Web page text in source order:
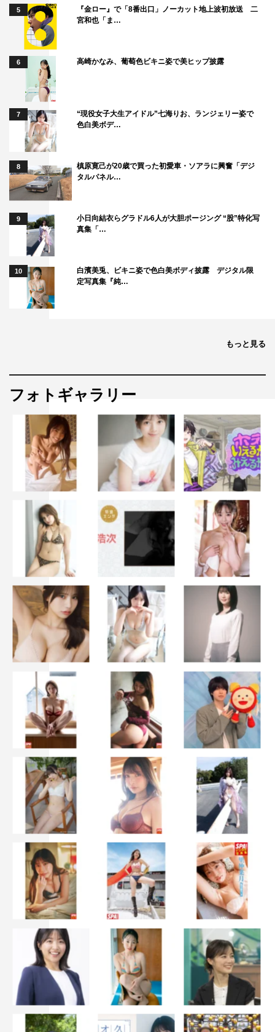
5
『金ロー』で「8番出口」ノーカット地上波初放送 二
宮和也「ま…
6 高崎かなみ、葡萄色ビキニ姿で美ヒップ披露
7
“現役女子大生アイドル”七海りお、ランジェリー姿で
色白美ボデ…
8
槙原寛己が20歳で買った初愛車・ソアラに興奮「デジ
タルパネル…
9
小日向結衣らグラドル6人が大胆ポージング “股”特化写
真集「…
10
白濱美兎、ビキニ姿で色白美ボディ披露 デジタル限
定写真集『純…
もっと見る
フォトギャラリー